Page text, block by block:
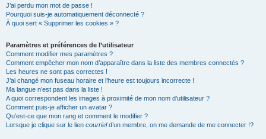
J’ai perdu mon mot de passe !
Pourquoi suis-je automatiquement déconnecté ?
À quoi sert « Supprimer les cookies » ?
Paramètres et préférences de l’utilisateur
Comment modifier mes paramètres ?
Comment empêcher mon nom d’apparaître dans la liste des membres connectés ?
Les heures ne sont pas correctes !
J’ai changé mon fuseau horaire et l’heure est toujours incorrecte !
Ma langue n’est pas dans la liste !
A quoi correspondent les images à proximité de mon nom d’utilisateur ?
Comment puis-je afficher un avatar ?
Qu’est-ce que mon rang et comment le modifier ?
Lorsque je clique sur le lien courrield’un membre, on me demande de me connecter !?